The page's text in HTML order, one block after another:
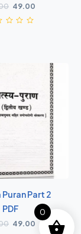
49.00
Part 2
PDF
49.00
0